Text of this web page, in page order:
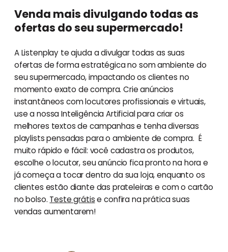
Venda mais divulgando todas as
ofertas do seu supermercado!
A Listenplay te ajuda a divulgar todas as suas
ofertas de forma estratégica no som ambiente do
seu supermercado, impactando os clientes no
momento exato de compra. Crie anúncios
instantâneos com locutores profissionais e virtuais,
use a nossa Inteligência Artificial para criar os
melhores textos de campanhas e tenha diversas
playlists pensadas para o ambiente de compra. É
muito rápido e fácil: você cadastra os produtos,
escolhe o locutor, seu anúncio fica pronto na hora e
já começa a tocar dentro da sua loja, enquanto os
clientes estão diante das prateleiras e com o cartão
no bolso. Teste grátise confira na prática suas
vendas aumentarem!